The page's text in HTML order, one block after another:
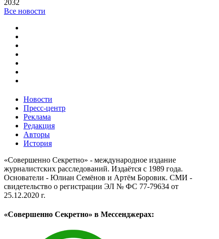
2032
Все новости
Новости
Пресс-центр
Реклама
Редакция
Авторы
История
«Совершенно Секретно» - международное издание
журналистских расследований. Издаётся с 1989 года.
Основатели - Юлиан Семёнов и Артём Боровик. CМИ -
свидетельство о регистрации ЭЛ № ФС 77-79634 от
25.12.2020 г.
«Совершенно Секретно» в Мессенджерах: